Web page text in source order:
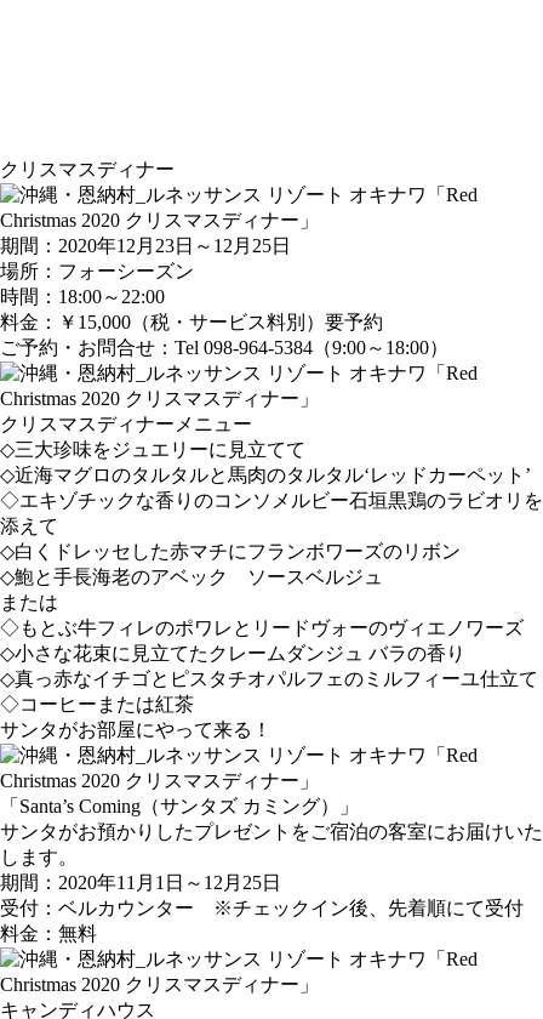
クリスマスディナー
期間：2020年12月23日～12月25日
場所：フォーシーズン
時間：18:00～22:00
料金：￥15,000（税・サービス料別）要予約
ご予約・お問合せ：Tel 098-964-5384（9:00～18:00）
クリスマスディナーメニュー
◇三大珍味をジュエリーに見立てて
◇近海マグロのタルタルと馬肉のタルタル‘レッドカーペット’
◇エキゾチックな香りのコンソメルビー石垣黒鶏のラビオリを
添えて
◇白くドレッセした赤マチにフランボワーズのリボン
◇鮑と手長海老のアベック ソースベルジュ
または
◇もとぶ牛フィレのポワレとリードヴォーのヴィエノワーズ
◇小さな花束に見立てたクレームダンジュ バラの香り
◇真っ赤なイチゴとピスタチオパルフェのミルフィーユ仕立て
◇コーヒーまたは紅茶
サンタがお部屋にやって来る！
「Santa’s Coming（サンタズ カミング）」
サンタがお預かりしたプレゼントをご宿泊の客室にお届けいた
します。
期間：2020年11月1日～12月25日
受付：ベルカウンター ※チェックイン後、先着順にて受付
料金：無料
キャンディハウス